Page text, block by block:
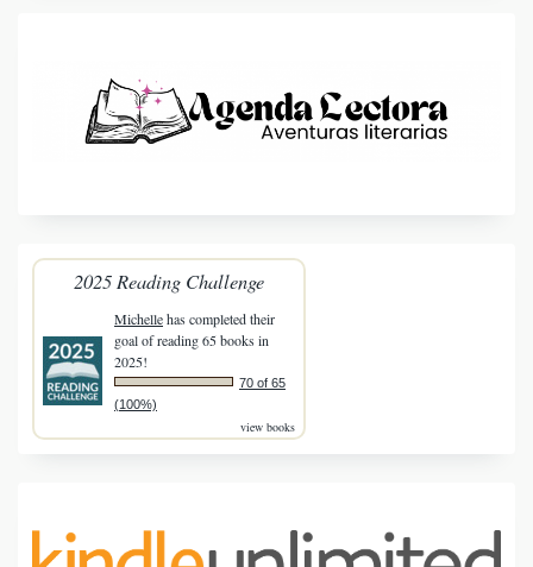
2025 Reading Challenge
Michellehas completed their
goal of reading 65 books in
2025!
70 of 65
(100%)
view books